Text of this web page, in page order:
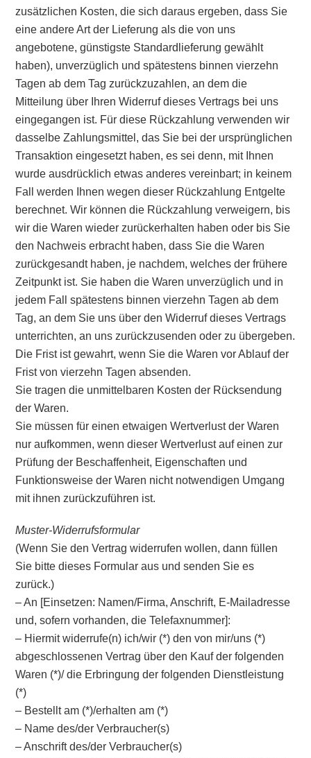
zusätzlichen Kosten, die sich daraus ergeben, dass Sie
eine andere Art der Lieferung als die von uns
angebotene, günstigste Standardlieferung gewählt
haben), unverzüglich und spätestens binnen vierzehn
Tagen ab dem Tag zurückzuzahlen, an dem die
Mitteilung über Ihren Widerruf dieses Vertrags bei uns
eingegangen ist. Für diese Rückzahlung verwenden wir
dasselbe Zahlungsmittel, das Sie bei der ursprünglichen
Transaktion eingesetzt haben, es sei denn, mit Ihnen
wurde ausdrücklich etwas anderes vereinbart; in keinem
Fall werden Ihnen wegen dieser Rückzahlung Entgelte
berechnet. Wir können die Rückzahlung verweigern, bis
wir die Waren wieder zurückerhalten haben oder bis Sie
den Nachweis erbracht haben, dass Sie die Waren
zurückgesandt haben, je nachdem, welches der frühere
Zeitpunkt ist. Sie haben die Waren unverzüglich und in
jedem Fall spätestens binnen vierzehn Tagen ab dem
Tag, an dem Sie uns über den Widerruf dieses Vertrags
unterrichten, an uns zurückzusenden oder zu übergeben.
Die Frist ist gewahrt, wenn Sie die Waren vor Ablauf der
Frist von vierzehn Tagen absenden.
Sie tragen die unmittelbaren Kosten der Rücksendung
der Waren.
Sie müssen für einen etwaigen Wertverlust der Waren
nur aufkommen, wenn dieser Wertverlust auf einen zur
Prüfung der Beschaffenheit, Eigenschaften und
Funktionsweise der Waren nicht notwendigen Umgang
mit ihnen zurückzuführen ist.
Muster-Widerrufsformular
(Wenn Sie den Vertrag widerrufen wollen, dann füllen
Sie bitte dieses Formular aus und senden Sie es
zurück.)
– An [Einsetzen: Namen/Firma, Anschrift, E-Mailadresse
und, sofern vorhanden, die Telefaxnummer]:
– Hiermit widerrufe(n) ich/wir (*) den von mir/uns (*)
abgeschlossenen Vertrag über den Kauf der folgenden
Waren (*)/ die Erbringung der folgenden Dienstleistung
(*)
– Bestellt am (*)/erhalten am (*)
– Name des/der Verbraucher(s)
– Anschrift des/der Verbraucher(s)